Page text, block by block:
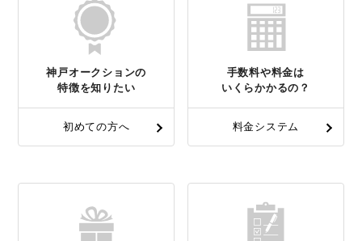
神戸オークションの
特徴を知りたい
初めての方へ
手数料や料金は
いくらかかるの？
料金システム